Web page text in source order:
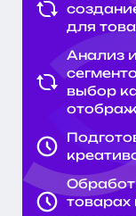
для
Анализ
выбор
товарах